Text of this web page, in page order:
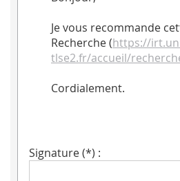
Je vous recommande
Recherche (https://
tlse2.fr/accueil/
Cordialement.
Signature (*) :